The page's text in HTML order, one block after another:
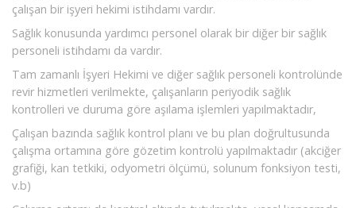
çalışan bir işyeri hekimi istihdamı vardır.
Sağlık konusunda yardımcı personel olarak bir diğer bir sağlık
personeli istihdamı da vardır.
Tam zamanlı İşyeri Hekimi ve diğer sağlık personeli kontrolünde
revir hizmetleri verilmekte, çalışanların periyodik sağlık
kontrolleri ve duruma göre aşılama işlemleri yapılmaktadır,
Çalışan bazında sağlık kontrol planı ve bu plan doğrultusunda
çalışma ortamına göre gözetim kontrolü yapılmaktadır (akciğer
grafiği, kan tetkiki, odyometri ölçümü, solunum fonksiyon testi,
v.b)